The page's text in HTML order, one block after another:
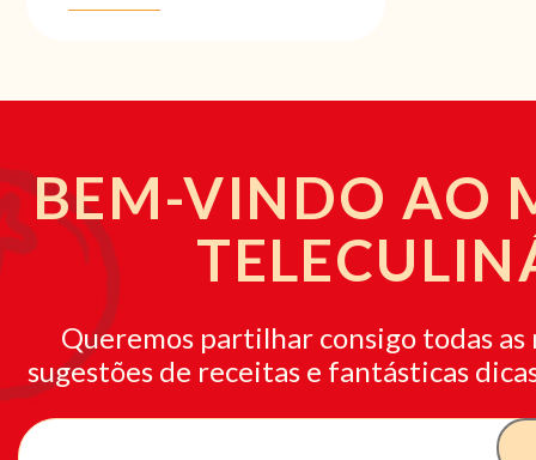
BEM-VINDO AO
Queremos partilhar consigo todas as
sugestões de receitas e fantásticas